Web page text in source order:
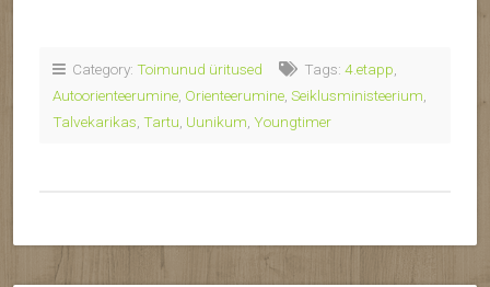
Category: Toimunud üritused Tags: 4.etapp,
Autoorienteerumine, Orienteerumine, Seiklusministeerium,
Talvekarikas, Tartu, Uunikum, Youngtimer